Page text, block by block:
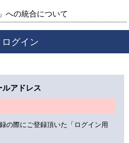
への統合について
ログイン
アドレス
の際にご登録頂いた「ログイン用